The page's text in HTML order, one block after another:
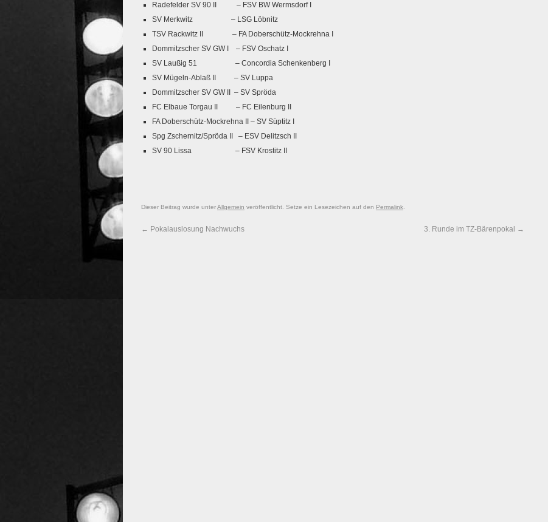
Radefelder SV 90 II – FSV BW Wermsdorf I
SV Merkwitz – LSG Löbnitz
TSV Rackwitz II – FA Doberschütz-Mockrehna I
Dommitzscher SV GW I – FSV Oschatz I
SV Laußig 51 – Concordia Schenkenberg I
SV Mügeln-Ablaß II – SV Luppa
Dommitzscher SV GW II – SV Spröda
FC Elbaue Torgau II – FC Eilenburg II
FA Doberschütz-Mockrehna II – SV Süptitz I
Spg Zschernitz/Spröda II – ESV Delitzsch II
SV 90 Lissa – FSV Krostitz II
Dieser Beitrag wurde unterAllgemein veröffentlicht. Setze ein Lesezeichen auf den Permalink
← Pokalauslosung Nachwuchs 3. Runde im TZ-Bärenpokal →